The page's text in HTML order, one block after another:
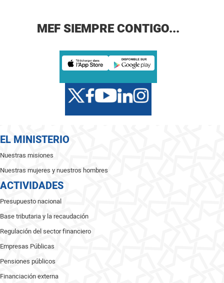
MEF SIEMPRE CONTIGO...
EL MINISTERIO
Nuestras misiones
Nuestras mujeres y nuestros hombres
ACTIVIDADES
Presupuesto nacional
Base tributaria y la recaudación
Regulación del sector financiero
Empresas Públicas
Pensiones públicos
Financiación externa